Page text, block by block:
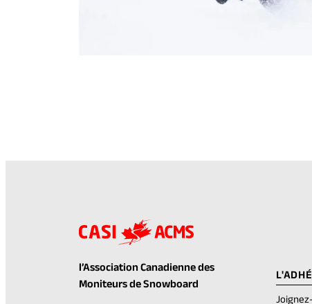
l’Association Canadienne des
Moniteurs de Snowboard